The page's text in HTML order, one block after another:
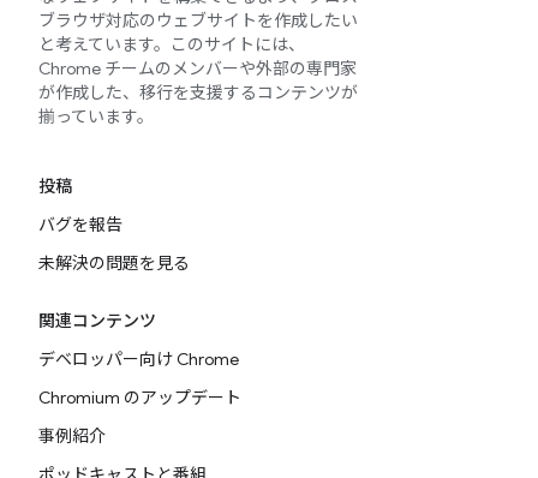
ブラウザ対応のウェブサイトを作成したい
と考えています。このサイトには、
Chrome チームのメンバーや外部の専門家
が作成した、移行を支援するコンテンツが
揃っています。
投稿
バグを報告
未解決の問題を見る
関連コンテンツ
デベロッパー向け Chrome
Chromium のアップデート
事例紹介